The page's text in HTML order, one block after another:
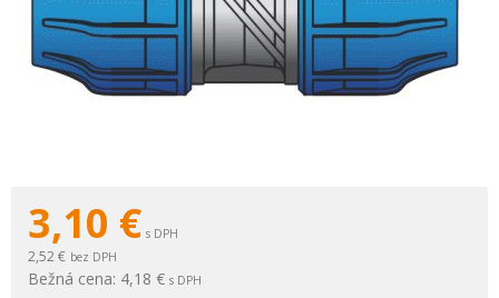
3,10 € s DPH
2,52 € bez DPH
Bežná cena: 4,18 € s DPH